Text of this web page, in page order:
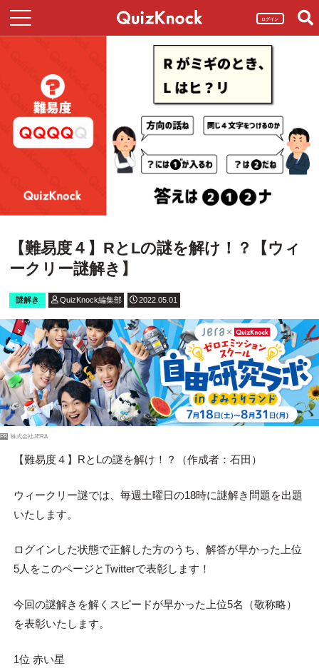
ログイン
【難易度４】RとLの謎を解け！？【ウィ
ークリー謎解き】
謎解き QuizKnock編集部 2022.05.01
PR 株式会社JERA
【難易度４】RとLの謎を解け！？（作成者：石田）
ウィークリー謎では、毎週土曜日の18時に謎解き問題を出題
いたします。
ログインした状態で正解した方のうち、解答が早かった上位
5人をこのページとTwitterで表彰します！
今回の謎解きを解くスピードが早かった上位5名（敬称略）
を表彰いたします。
1位 赤い星